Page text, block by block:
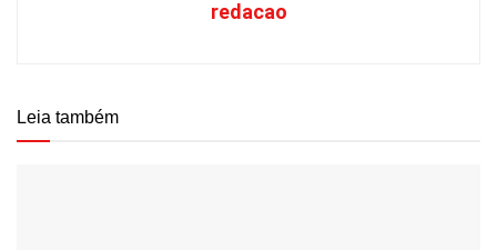
redacao
Leia também